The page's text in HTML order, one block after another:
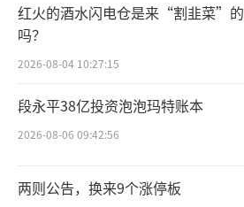
红火的酒水闪电仓是来“割韭菜”的
吗？
2026-08-04 10:27:15
段永平38亿投资泡泡玛特账本
2026-08-06 09:42:56
两则公告，换来9个涨停板